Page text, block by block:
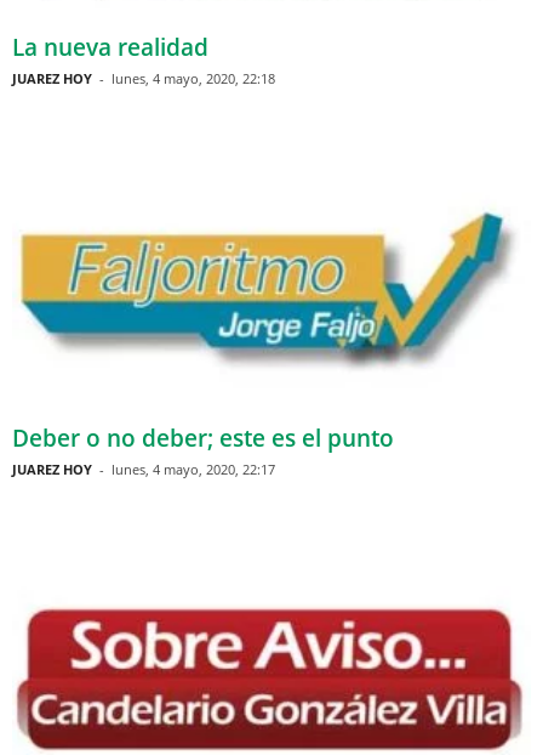
La nueva realidad
JUAREZ HOY - lunes, 4 mayo, 2020, 22:18
Deber o no deber; este es el punto
JUAREZ HOY - lunes, 4 mayo, 2020, 22:17